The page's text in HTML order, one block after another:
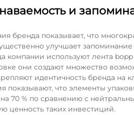
и
бренда показывает, что
улучшает
компании используют лента
они создают множество
идентичность бренда на
показывают, что элементы
70 % по сравнению с
ценность таких инвестиций.